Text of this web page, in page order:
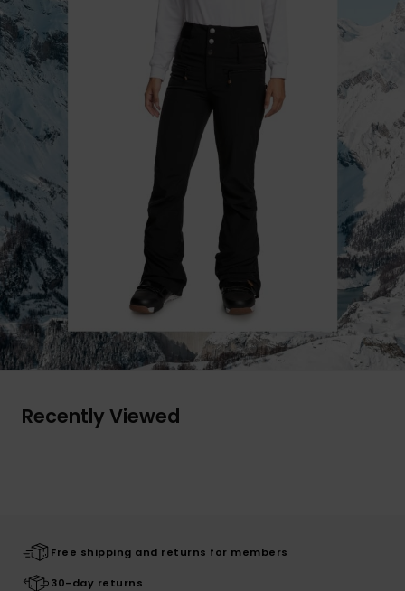
Recently Viewed
Free shipping and returns for members
30-day returns